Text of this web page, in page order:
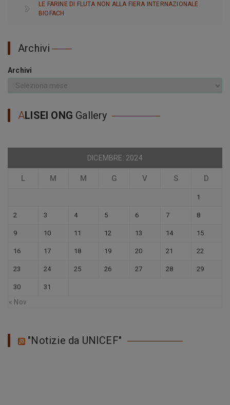
LE FARINE DI FLUTA NON ALLA FIERA INTERNAZIONALE
BIOFACH
Archivi
Archivi
ALISEI ONG Gallery
DICEMBRE: 2024
L M M G V S D
« Nov
1
2 3 4 5 6 7 8
9 10 11 12 13 14 15
16 17 18 19 20 21 22
23 24 25 26 27 28 29
30 31
"Notizie da UNICEF"